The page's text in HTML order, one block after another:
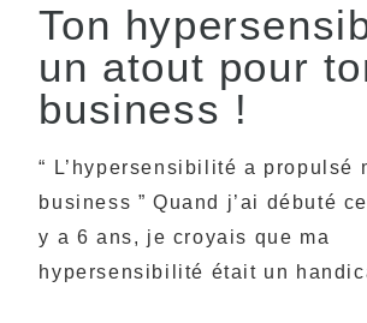
Ton
un atout pour
business !
“ L’hypersensibilité a propulsé
business ” Quand j’ai débuté
y a 6 ans, je croyais que ma
hypersensibilité était un